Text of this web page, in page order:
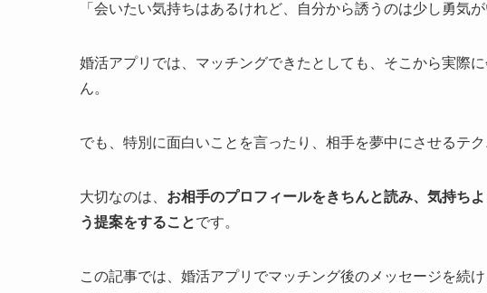
「会いたい気持ちはあるけれど、自分から誘うのは少し勇気が
婚活アプリでは、マッチングできたとしても、そこから実際
ん。
でも、特別に面白いことを言ったり、相手を夢中にさせるテ
大切なのは、 お相手のプロフィールをきちんと読み、気持ち
う提案をすることです。
この記事では、婚活アプリでマッチング後のメッセージを続